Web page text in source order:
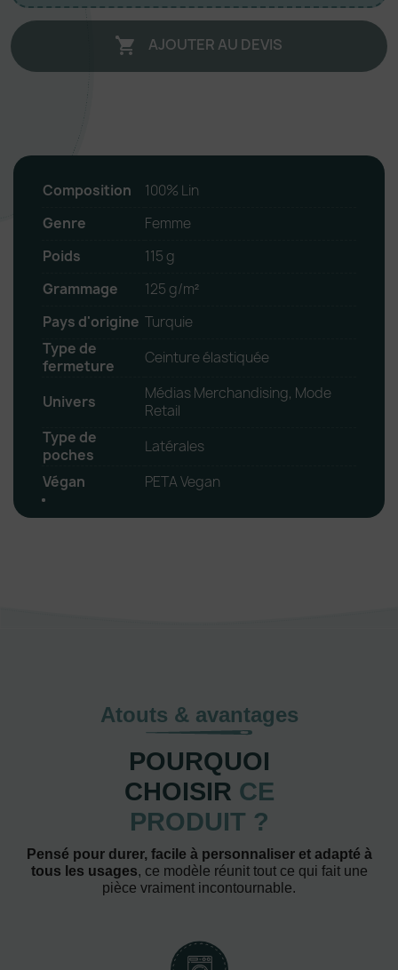
 AJOUTER AU DEVIS
Composition
100% Lin
Genre
Femme
Poids
115 g
Grammage
125 g/m²
Pays d'origine Turquie
Type de
fermeture
Ceinture élastiquée
Univers
Médias Merchandising, Mode
Retail
Type de
poches
Latérales
Végan
PETA Vegan
Atouts & avantages
POURQUOI
CHOISIR CE
PRODUIT ?
Pensé pour durer, facile à personnaliser et adapté à
tous les usages, ce modèle réunit tout ce qui fait une
pièce vraiment incontournable.